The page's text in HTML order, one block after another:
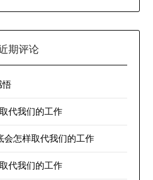
期评论
悟
代我们的工作
会怎样取代我们的工作
代我们的工作